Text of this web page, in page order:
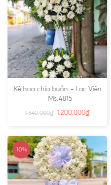
Kệ hoa chia buồn – Lạc Viên
– Ms:4815
1.540.000₫ 1.200.000₫
-10%